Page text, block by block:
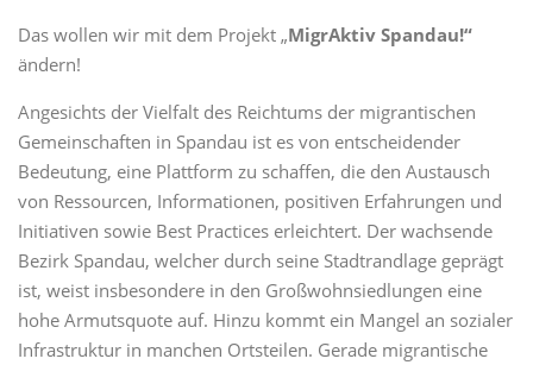
Das wollen wir mit dem Projekt „MigrAktiv Spandau!“
ändern!
Angesichts der Vielfalt des Reichtums der migrantischen
Gemeinschaften in Spandau ist es von entscheidender
Bedeutung, eine Plattform zu schaffen, die den Austausch
von Ressourcen, Informationen, positiven Erfahrungen und
Initiativen sowie Best Practices erleichtert. Der wachsende
Bezirk Spandau, welcher durch seine Stadtrandlage geprägt
ist, weist insbesondere in den Großwohnsiedlungen eine
hohe Armutsquote auf. Hinzu kommt ein Mangel an sozialer
Infrastruktur in manchen Ortsteilen. Gerade migrantische